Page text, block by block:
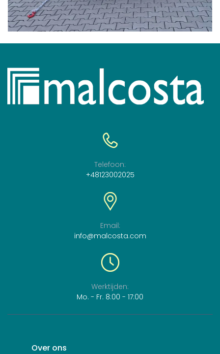
Telefoon:
+48123002025
Email:
info@malcosta.com
Werktijden:
Mo. - Fr. 8:00 - 17:00
Over ons